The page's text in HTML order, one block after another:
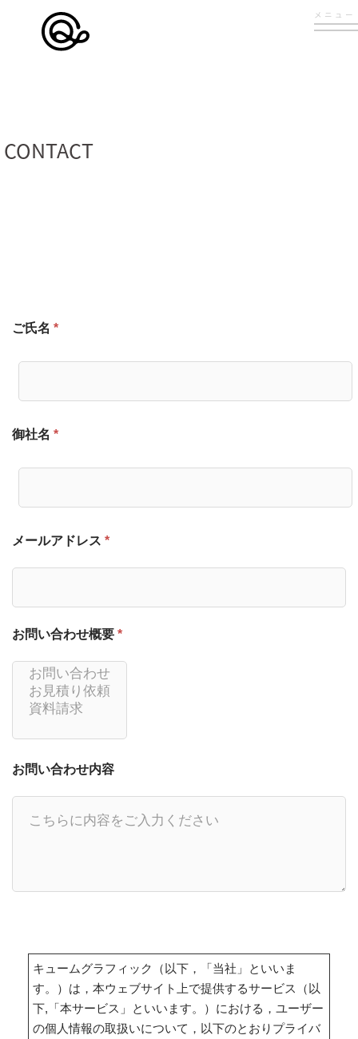
メニュー
CONTACT
ご氏名 *
御社名 *
メールアドレス *
お問い合わせ概要 *
お問い合わせ内容
キュームグラフィック（以下，「当社」といいま
す。）は，本ウェブサイト上で提供するサービス（以
下,「本サービス」といいます。）における，ユーザー
の個人情報の取扱いについて，以下のとおりプライバ